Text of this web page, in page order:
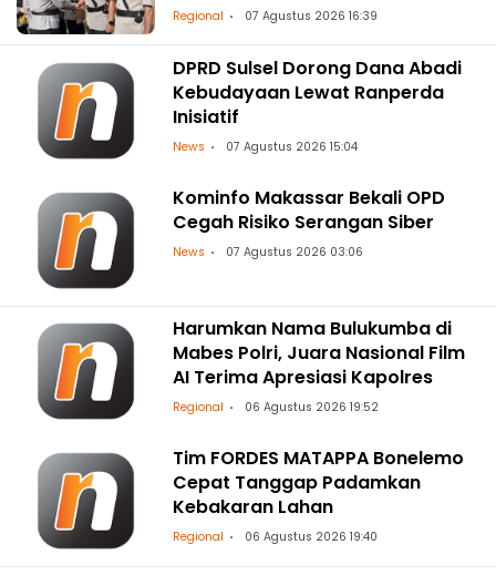
Regional 07 Agustus 2026 16:39
DPRD Sulsel Dorong Dana Abadi
Kebudayaan Lewat Ranperda
Inisiatif
News 07 Agustus 2026 15:04
Kominfo Makassar Bekali OPD
Cegah Risiko Serangan Siber
News 07 Agustus 2026 03:06
Harumkan Nama Bulukumba di
Mabes Polri, Juara Nasional Film
AI Terima Apresiasi Kapolres
Regional 06 Agustus 2026 19:52
Tim FORDES MATAPPA Bonelemo
Cepat Tanggap Padamkan
Kebakaran Lahan
Regional 06 Agustus 2026 19:40